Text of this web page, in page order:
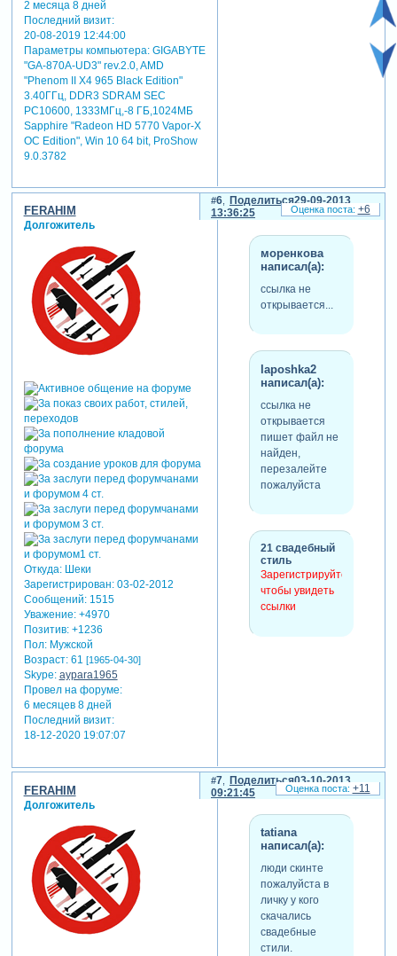
2 месяца 8 дней
Последний визит:
20-08-2019 12:44:00
Параметры компьютера:GIGABYTE
"GA-870A-UD3" rev.2.0, AMD
"Phenom II X4 965 Black Edition"
3.40ГГц, DDR3 SDRAM SEC
PC10600, 1333МГц,-8 ГБ,1024МБ
Sapphire "Radeon HD 5770 Vapor-X
OC Edition", Win 10 64 bit, ProShow
9.0.3782
Поделиться
6
29-09-2013
13:36:25
FERAHIM
Долгожитель
Откуда:Шеки
Зарегистрирован: 03-02-2012
Сообщений:1515
Уважение: +4970
Позитив: +1236
Пол:Мужской
Возраст:61 [1965-04-30]
Skype: aypara1965
Провел на форуме:
6 месяцев 8 дней
Последний визит:
18-12-2020 19:07:07
моренкова
написал(а):
ссылка не
открывается...
laposhka2
написал(а):
ссылка не
открывается
пишет файл не
найден,
перезалейте
пожалуйста
21 свадебный
стиль
Зарегистрируйтесь,
чтобы увидеть
ссылки
+6
Поделиться
7
03-10-2013
09:21:45
FERAHIM
Долгожитель
tatiana
написал(а):
люди скинте
пожалуйста в
личку у кого
скачались
свадебные
стили.
+11